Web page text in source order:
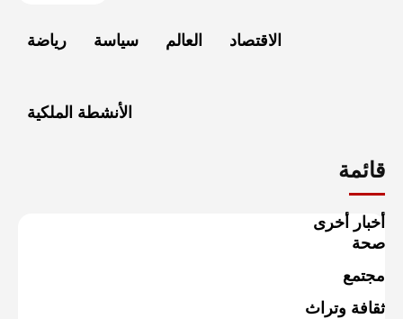
رياضة سياسة العالم الاقتصاد
الأنشطة الملكية
قائمة
أخبار أخرى
صحة
مجتمع
ثقافة وتراث